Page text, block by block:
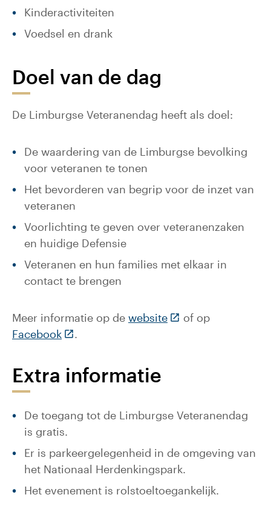
Kinderactiviteiten
Voedsel en drank
Doel van de dag
De Limburgse Veteranendag heeft als doel:
De waardering van de Limburgse bevolking
voor veteranen te tonen
Het bevorderen van begrip voor de inzet van
veteranen
Voorlichting te geven over veteranenzaken
en huidige Defensie
Veteranen en hun families met elkaar in
contact te brengen
Meer informatie op de website(Deze link gaat
of op
Facebook(Deze link gaat naar een externe
.
Extra informatie
De toegang tot de Limburgse Veteranendag
is gratis.
Er is parkeergelegenheid in de omgeving van
het Nationaal Herdenkingspark.
Het evenement is rolstoeltoegankelijk.